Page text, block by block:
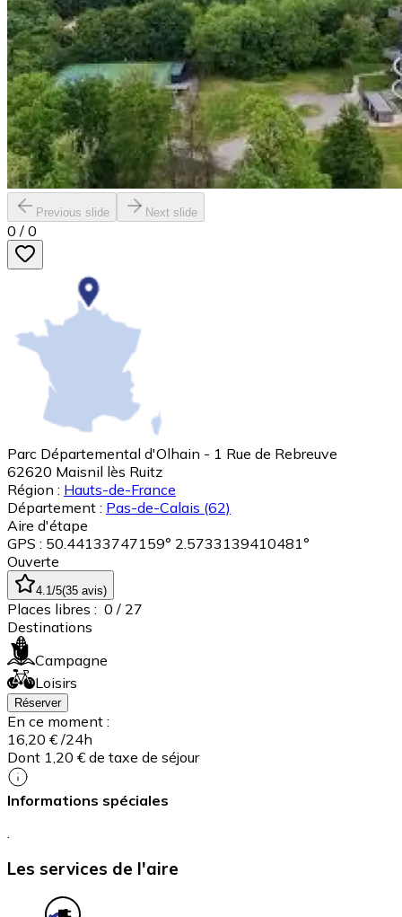
Previous slide Next slide
0 / 0
Parc Départemental d'Olhain - 1 Rue de Rebreuve
62620 Maisnil lès Ruitz
Région : Hauts-de-France
Département : Pas-de-Calais (62)
Aire d'étape
GPS : 50.44133747159° 2.5733139410481°
Ouverte
4.1/5(35 avis)
Places libres : 0 / 27
Destinations
Campagne
Loisirs
Réserver
En ce moment :
16,20 € /24h
Dont 1,20 € de taxe de séjour
Informations spéciales
Les services de l'aire